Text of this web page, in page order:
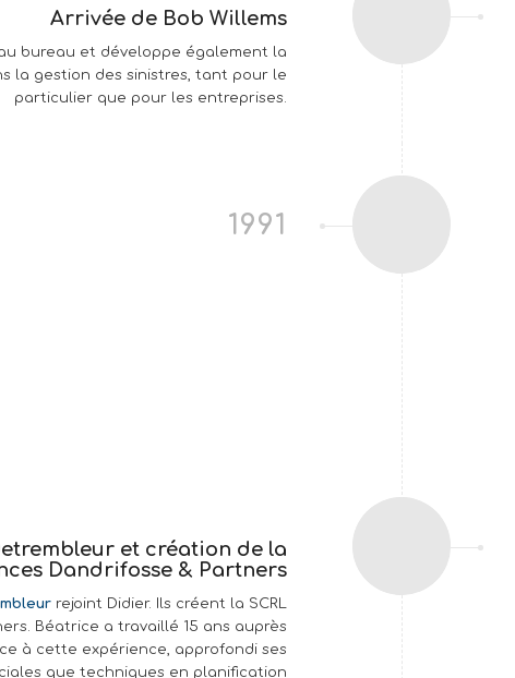
Arrivée de Bob Willems
au bureau et développe également la
la gestion des sinistres, tant pour le
particulier que pour les entreprises.
1991
et création de la
Dandrifosse & Partners
rejoint Didier. Ils créent la SCRL
Béatrice a travaillé 15 ans auprès
à cette expérience, approfondi ses
que techniques en planification